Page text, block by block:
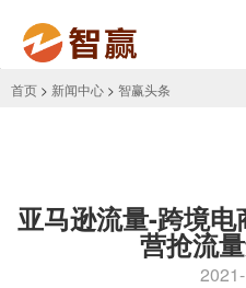
首页 > 新闻中心 > 智赢头条
亚马逊流量-跨境
营抢流